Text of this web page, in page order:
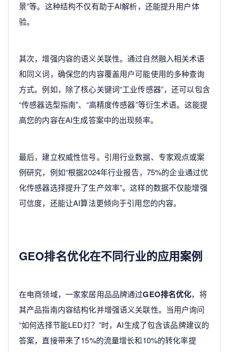
景”等。这种结构不仅有助于AI解析，还能提升用户体
验。
其次，增强内容的语义关联性。通过自然融入相关术语
和同义词，确保您的内容覆盖用户可能使用的多种查询
方式。例如，除了核心关键词“工业传感器”，还可以包含
“传感器选型指南”、“高精度传感器”等衍生术语。这能提
高您的内容在AI生成答案中的出现频率。
最后，建立权威性信号。引用行业数据、专家观点或案
例研究，例如“根据2024年行业报告，75%的企业通过优
化传感器选择提升了生产效率”。这样的数据不仅能增强
可信度，还能让AI算法更倾向于引用您的内容。
GEO排名优化在不同行业的应用案例
在电商领域，一家家居用品品牌通过GEO排名优化，将
其产品指南内容结构化并增强语义关联性。当用户询问
“如何选择节能LED灯？”时，AI生成了包含该品牌建议的
答案，直接带来了15%的流量增长和10%的转化率提